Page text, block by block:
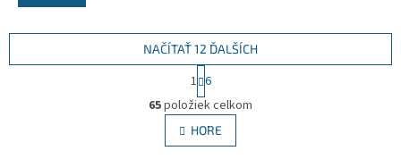
O
v
l
á
NAČÍTAŤ 12 ĎALŠÍCH
t
r
á
n
k
1 6
65položiek celkom
HORE